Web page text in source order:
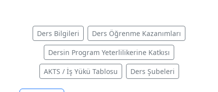
Ders Bilgileri Ders Öğrenme Kazanımları
Dersin Program Yeterlilikerine Katkısı
AKTS / İş Yükü Tablosu Ders Şubeleri